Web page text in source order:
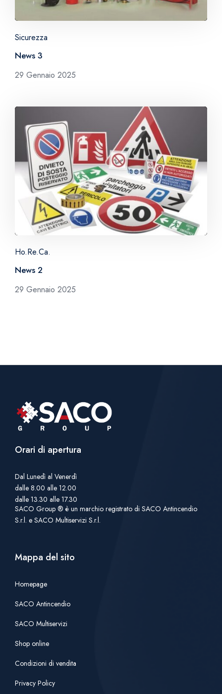
Sicurezza
News 3
29 Gennaio 2025
Ho.Re.Ca.
News 2
29 Gennaio 2025
Orari di apertura
Dal Lunedì al Venerdì
dalle 8.00 alle 12.00
dalle 13.30 alle 17.30
SACO Group ® è un marchio registrato di SACO Antincendio
S.r.l. e SACO Multiservizi S.r.l.
Mappa del sito
Homepage
SACO Antincendio
SACO Multiservizi
Shop online
Condizioni di vendita
Privacy Policy